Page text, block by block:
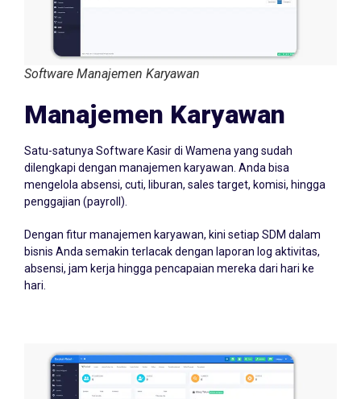
Software Manajemen Karyawan
Manajemen Karyawan
dilengkapi dengan manajemen karyawan. Anda bisa
mengelola absensi, cuti, liburan, sales target, komisi, hingga
penggajian (payroll).
bisnis Anda semakin terlacak dengan laporan log aktivitas,
absensi, jam kerja hingga pencapaian mereka dari hari ke
hari.